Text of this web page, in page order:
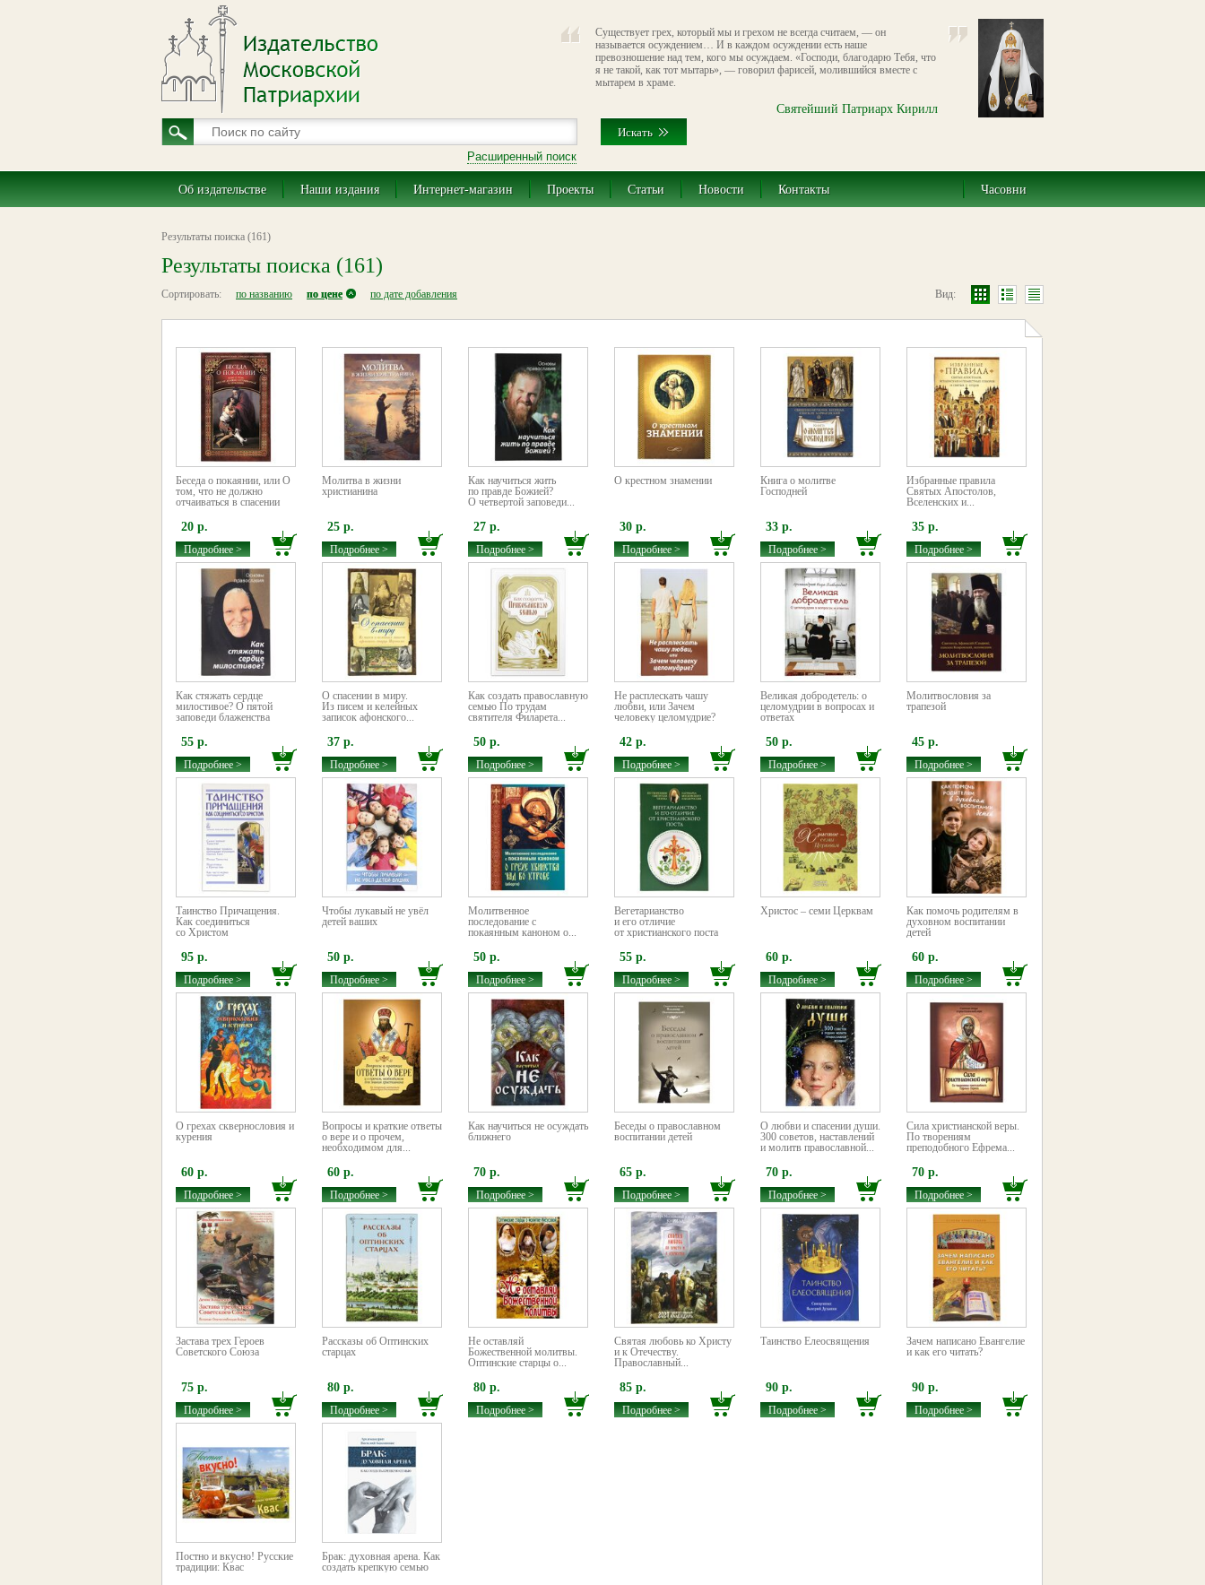
Существует грех, который мы и грехом не всегда считаем, — он
называется осуждением… И в каждом осуждении есть наше
превозношение над тем, кого мы осуждаем. «Господи, благодарю Тебя, что
я не такой, как тот мытарь», — говорил фарисей, молившийся вместе с
мытарем в храме.
Святейший Патриарх Кирилл
Расширенный поиск
Об издательстве Наши издания Интернет-магазин Проекты Статьи Новости Контакты Часовни
Результаты поиска (161)
Результаты поиска (161)
Сортировать: Вид:
по названию по цене по дате добавления
Беседа о покаянии, или О
том, что не должно
отчаиваться в спасении
20 р.
Подробнее >
Молитва в жизни
христианина
25 р.
Подробнее >
Как научиться жить
по правде Божией?
О четвертой заповеди...
27 р.
Подробнее >
О крестном знамении
30 р.
Подробнее >
Книга о молитве
Господней
33 р.
Подробнее >
Избранные правила
Святых Апостолов,
Вселенских и...
35 р.
Подробнее >
Как стяжать сердце
милостивое? О пятой
заповеди блаженства
55 р.
Подробнее >
О спасении в миру.
Из писем и келейных
записок афонского...
37 р.
Подробнее >
Как создать православную
семью По трудам
святителя Филарета...
50 р.
Подробнее >
Не расплескать чашу
любви, или Зачем
человеку целомудрие?
42 р.
Подробнее >
Великая добродетель: о
целомудрии в вопросах и
ответах
50 р.
Подробнее >
Молитвословия за
трапезой
45 р.
Подробнее >
Таинство Причащения.
Как соединиться
со Христом
95 р.
Подробнее >
Чтобы лукавый не увёл
детей ваших
50 р.
Подробнее >
Молитвенное
последование с
покаянным каноном о...
50 р.
Подробнее >
Вегетарианство
и его отличие
от христианского поста
55 р.
Подробнее >
Христос – семи Церквам
60 р.
Подробнее >
Как помочь родителям в
духовном воспитании
детей
60 р.
Подробнее >
О грехах сквернословия и
курения
60 р.
Подробнее >
Вопросы и краткие ответы
о вере и о прочем,
необходимом для...
60 р.
Подробнее >
Как научиться не осуждать
ближнего
70 р.
Подробнее >
Беседы о православном
воспитании детей
65 р.
Подробнее >
О любви и спасении души.
300 советов, наставлений
и молитв православной...
70 р.
Подробнее >
Сила христианской веры.
По творениям
преподобного Ефрема...
70 р.
Подробнее >
Застава трех Героев
Советского Союза
75 р.
Подробнее >
Рассказы об Оптинских
старцах
80 р.
Подробнее >
Не оставляй
Божественной молитвы.
Оптинские старцы о...
80 р.
Подробнее >
Святая любовь ко Христу
и к Отечеству.
Православный...
85 р.
Подробнее >
Таинство Елеосвящения
90 р.
Подробнее >
Зачем написано Евангелие
и как его читать?
90 р.
Подробнее >
Постно и вкусно! Русские
традиции: Квас
Брак: духовная арена. Как
создать крепкую семью